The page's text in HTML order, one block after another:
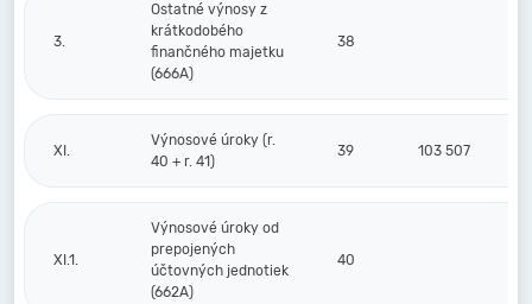
3.
Ostatné výnosy z
krátkodobého
finančného majetku
(666A)
38
XI.
Výnosové úroky (r.
40 + r. 41)
39 103 507
XI.1.
Výnosové úroky od
prepojených
účtovných jednotiek
(662A)
40